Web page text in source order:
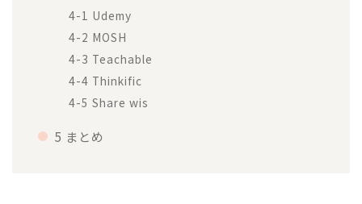
4-1 Udemy
4-2 MOSH
4-3 Teachable
4-4 Thinkific
4-5 Share wis
5 まとめ